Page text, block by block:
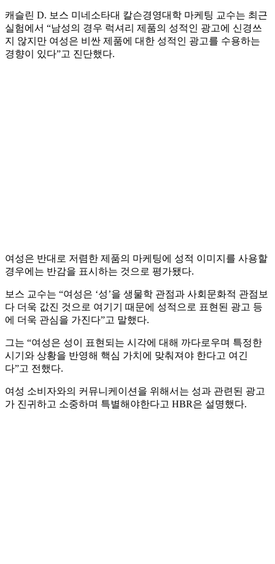
캐슬린 D. 보스 미네소타대 칼슨경영대학 마케팅 교수는 최근
실험에서 “남성의 경우 럭셔리 제품의 성적인 광고에 신경쓰
지 않지만 여성은 비싼 제품에 대한 성적인 광고를 수용하는
경향이 있다”고 진단했다.
여성은 반대로 저렴한 제품의 마케팅에 성적 이미지를 사용할
경우에는 반감을 표시하는 것으로 평가됐다.
보스 교수는 “여성은 ‘성’을 생물학 관점과 사회문화적 관점보
다 더욱 값진 것으로 여기기 때문에 성적으로 표현된 광고 등
에 더욱 관심을 가진다”고 말했다.
그는 “여성은 성이 표현되는 시각에 대해 까다로우며 특정한
시기와 상황을 반영해 핵심 가치에 맞춰져야 한다고 여긴
다”고 전했다.
여성 소비자와의 커뮤니케이션을 위해서는 성과 관련된 광고
가 진귀하고 소중하며 특별해야한다고 HBR은 설명했다.